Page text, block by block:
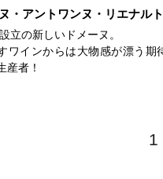
・アントワンヌ・リエナルト
立の新しいドメーヌ。
ワインからは大物感が漂う期
産者！
1